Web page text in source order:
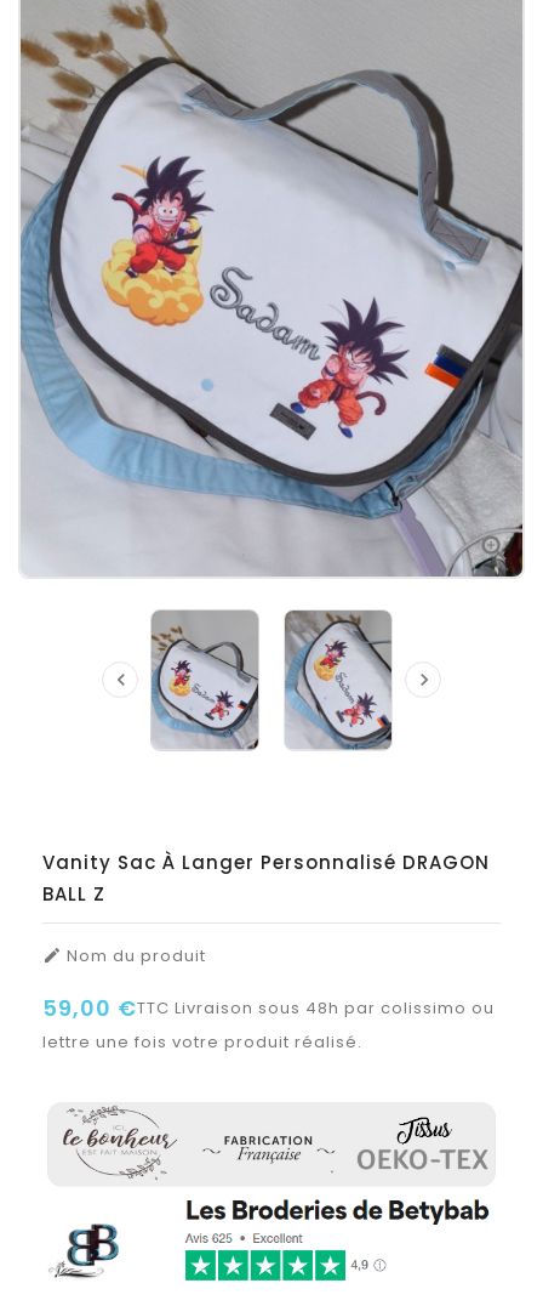

 
Vanity Sac À Langer Personnalisé DRAGON
BALL Z
 Nom du produit
59,00 €TTC Livraison sous 48h par colissimo ou
lettre une fois votre produit réalisé.